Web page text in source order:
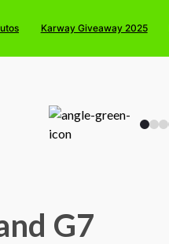
Karway Giveaway 2025
G7